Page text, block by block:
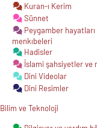
Kuran-ı Kerim
Sünnet
Peygamber hayatları
menkıbeleri
Hadisler
İslami şahsiyetler ve
Dini Videolar
Dini Resimler
Bilim ve Teknoloji